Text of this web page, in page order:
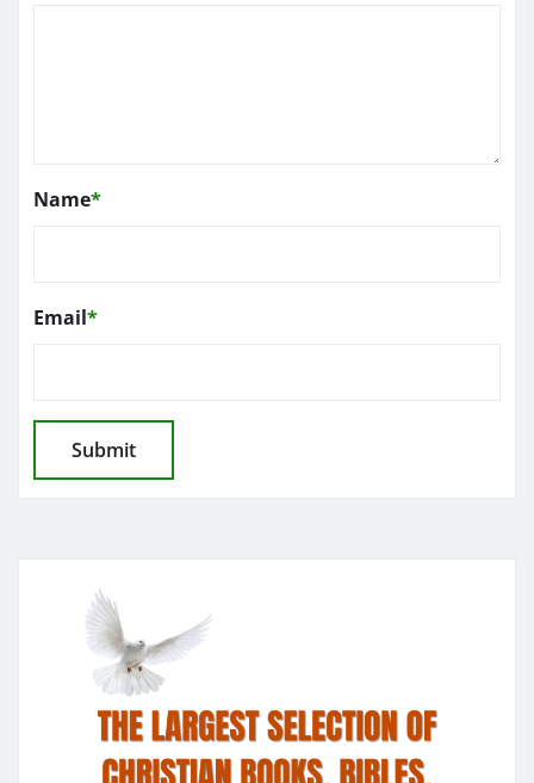
Name*
Email*